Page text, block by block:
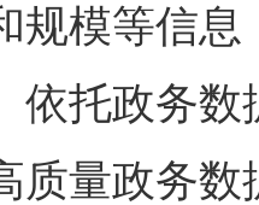
规模等信
依托政务
质量政务